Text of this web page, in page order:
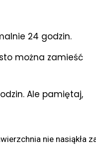
24 godzin.
można zamieść
Ale pamiętaj,
nie nasiąkła